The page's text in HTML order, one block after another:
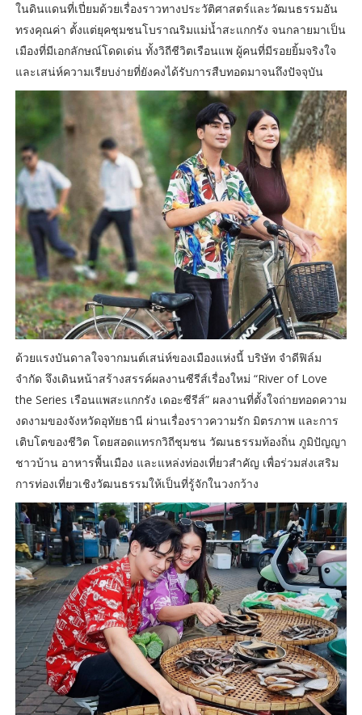
ในดินแดนที่เปี่ยมด้วยเรื่องราวทางประวัติศาสตร์และวัฒนธรรมอัน
ทรงคุณค่า ตั้งแต่ยุคชุมชนโบราณริมแม่น้ำสะแกกรัง จนกลายมาเป็น
เมืองที่มีเอกลักษณ์โดดเด่น ทั้งวิถีชีวิตเรือนแพ ผู้คนที่มีรอยยิ้มจริงใจ
และเสน่ห์ความเรียบง่ายที่ยังคงได้รับการสืบทอดมาจนถึงปัจจุบัน
ด้วยแรงบันดาลใจจากมนต์เสน่ห์ของเมืองแห่งนี้ บริษัท จำดีฟิล์ม
จำกัด จึงเดินหน้าสร้างสรรค์ผลงานซีรีส์เรื่องใหม่ “River of Love
the Series เรือนแพสะแกกรัง เดอะซีรีส์” ผลงานที่ตั้งใจถ่ายทอดความ
งดงามของจังหวัดอุทัยธานี ผ่านเรื่องราวความรัก มิตรภาพ และการ
เติบโตของชีวิต โดยสอดแทรกวิถีชุมชน วัฒนธรรมท้องถิ่น ภูมิปัญญา
ชาวบ้าน อาหารพื้นเมือง และแหล่งท่องเที่ยวสำคัญ เพื่อร่วมส่งเสริม
การท่องเที่ยวเชิงวัฒนธรรมให้เป็นที่รู้จักในวงกว้าง